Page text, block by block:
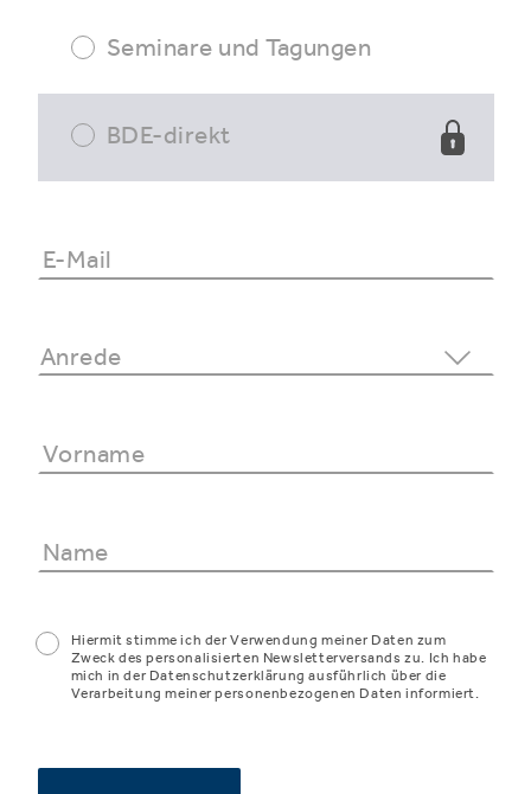
Seminare und Tagungen
BDE-direkt
Hiermit stimme ich der Verwendung meiner Daten zum
Zweck des personalisierten Newsletterversands zu. Ich habe
mich in der Datenschutzerklärung ausführlich über die
Verarbeitung meiner personenbezogenen Daten informiert.